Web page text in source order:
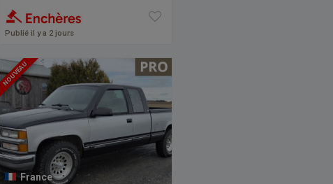
Publié il y a 2 jours
NOUVEAU
France